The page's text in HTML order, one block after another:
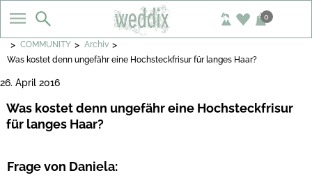
0
> COMMUNITY > Archiv >
Was kostet denn ungefähr eine Hochsteckfrisur für langes Haar?
26. April 2016
Was kostet denn ungefähr eine Hochsteckfrisur
für langes Haar?
Frage von Daniela: